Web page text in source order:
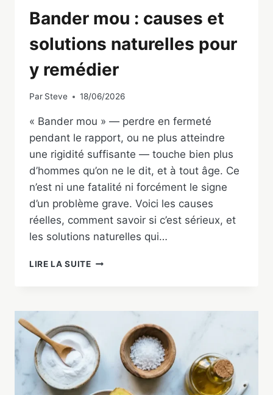
Bander mou : causes et
solutions naturelles pour
y remédier
Par Steve 18/06/2026
« Bander mou » — perdre en fermeté
pendant le rapport, ou ne plus atteindre
une rigidité suffisante — touche bien plus
d’hommes qu’on ne le dit, et à tout âge. Ce
n’est ni une fatalité ni forcément le signe
d’un problème grave. Voici les causes
réelles, comment savoir si c’est sérieux, et
les solutions naturelles qui…
LIRE LA SUITEBANDER
ET
SOLUTIONS
NATURELLES
POUR
Y
REMÉDIER